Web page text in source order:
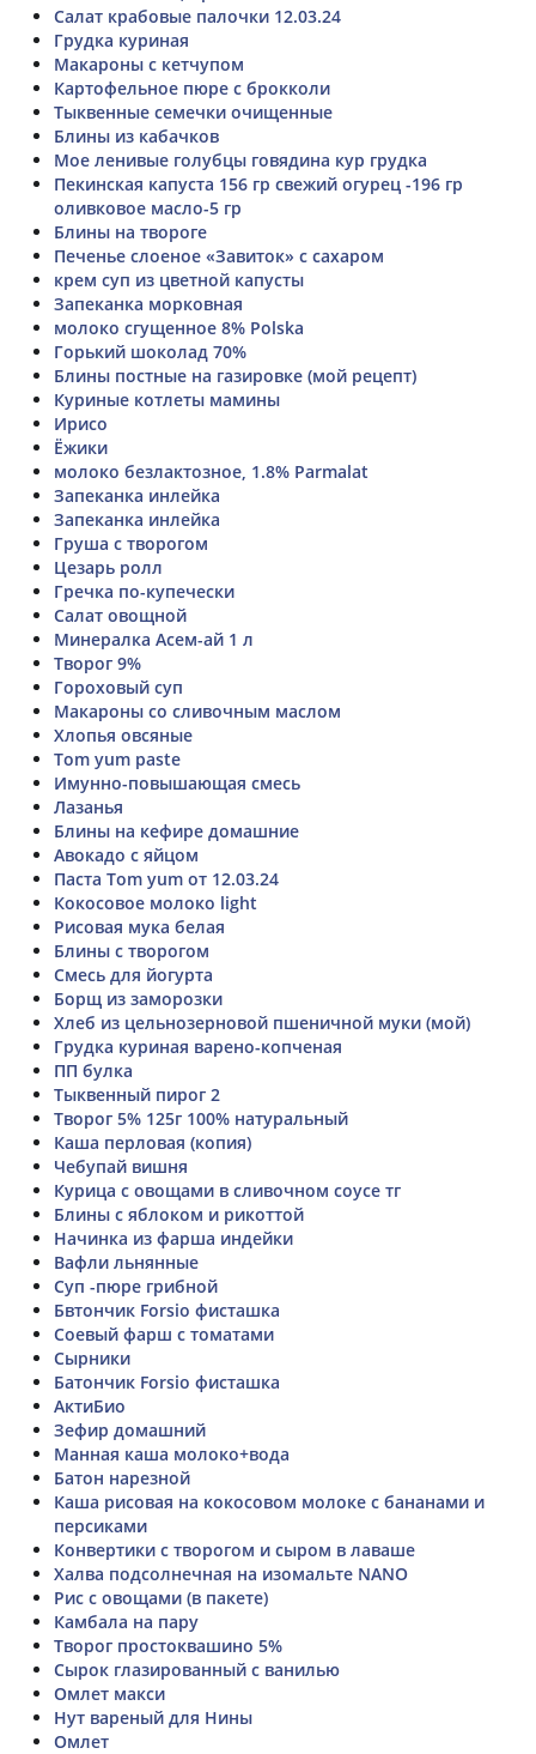
Салат крабовые палочки 12.03.24
Грудка куриная
Макароны с кетчупом
Картофельное пюре с брокколи
Тыквенные семечки очищенные
Блины из кабачков
Мое ленивые голубцы говядина кур грудка
Пекинская капуста 156 гр свежий огурец -196 гр
оливковое масло-5 гр
Блины на твороге
Печенье слоеное «Завиток» с сахаром
крем суп из цветной капусты
Запеканка морковная
молоко сгущенное 8% Polska
Горький шоколад 70%
Блины постные на газировке (мой рецепт)
Куриные котлеты мамины
Ирисо
Ёжики
молоко безлактозное, 1.8% Parmalat
Запеканка инлейка
Запеканка инлейка
Груша с творогом
Цезарь ролл
Гречка по-купечески
Салат овощной
Минералка Асем-ай 1 л
Творог 9%
Гороховый суп
Макароны со сливочным маслом
Хлопья овсяные
Tom yum paste
Имунно-повышающая смесь
Лазанья
Блины на кефире домашние
Авокадо с яйцом
Паста Tom yum от 12.03.24
Кокосовое молоко light
Рисовая мука белая
Блины с творогом
Смесь для йогурта
Борщ из заморозки
Хлеб из цельнозерновой пшеничной муки (мой)
Грудка куриная варено-копченая
ПП булка
Тыквенный пирог 2
Творог 5% 125г 100% натуральный
Каша перловая (копия)
Чебупай вишня
Курица с овощами в сливочном соусе тг
Блины с яблоком и рикоттой
Начинка из фарша индейки
Вафли льнянные
Суп -пюре грибной
Бвтончик Forsio фисташка
Соевый фарш с томатами
Сырники
Батончик Forsio фисташка
АктиБио
Зефир домашний
Манная каша молоко+вода
Батон нарезной
Каша рисовая на кокосовом молоке с бананами и
персиками
Конвертики с творогом и сыром в лаваше
Халва подсолнечная на изомальте NANO
Рис с овощами (в пакете)
Камбала на пару
Творог простоквашино 5%
Сырок глазированный с ванилью
Омлет макси
Нут вареный для Нины
Омлет